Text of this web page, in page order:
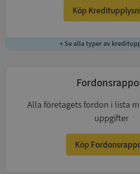
Köp
+ Se alla typer av
Alla företagets fordon i lista
uppgifter
Köp